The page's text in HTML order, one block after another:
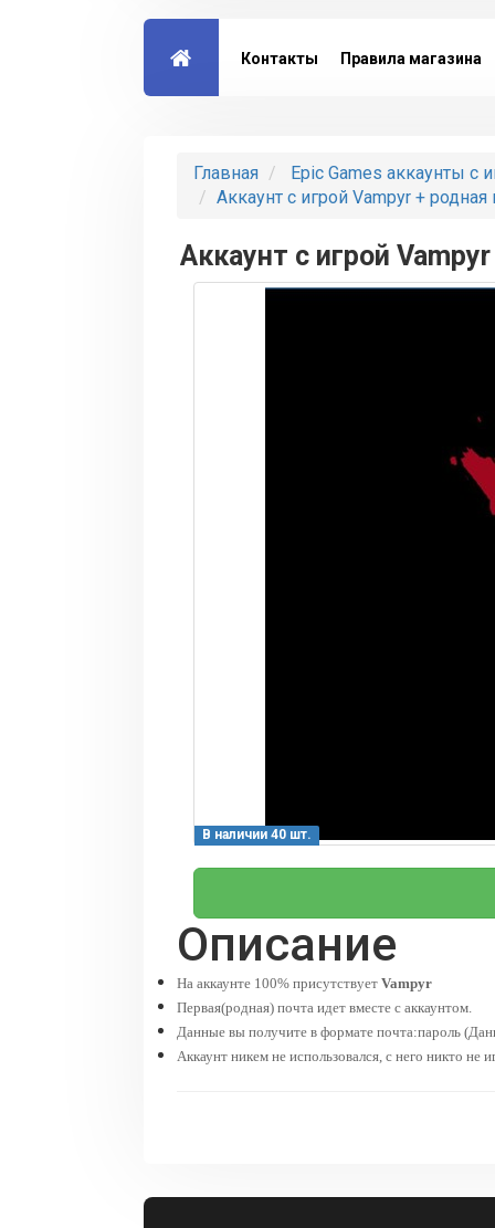
Контакты Правила магазина
Главная
Epic Games аккаунты с
Аккаунт с игрой Vampyr + родная
Аккаунт с игрой
В наличии 40 шт.
Описание
На аккаунте 100% присутствует Vampyr
Первая(родная) почта идет вместе с аккаунтом.
Данные вы получите в формате почта:пароль
Аккаунт никем не использовался, с него никто не